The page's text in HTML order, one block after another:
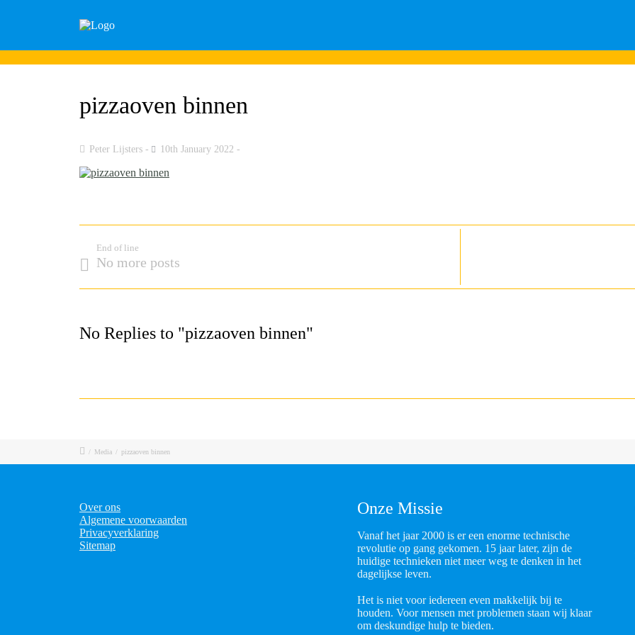
pizzaoven binnen
Peter Lijsters 10th January 2022
End of line
No more posts
No Replies to "pizzaoven binnen"
/ Media / pizzaoven binnen
Over ons
Algemene voorwaarden
Privacyverklaring
Sitemap
Onze Missie
Vanaf het jaar 2000 is er een enorme technische
revolutie op gang gekomen. 15 jaar later, zijn de
huidige technieken niet meer weg te denken in het
dagelijkse leven.
Het is niet voor iedereen even makkelijk bij te
houden. Voor mensen met problemen staan wij klaar
om deskundige hulp te bieden.